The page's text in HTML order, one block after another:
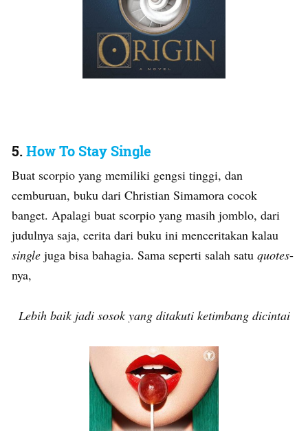
5.How To Stay Single
Buat scorpio yang memiliki gengsi tinggi, dan
cemburuan, buku dari Christian Simamora cocok
banget. Apalagi buat scorpio yang masih jomblo, dari
judulnya saja, cerita dari buku ini menceritakan kalau
single juga bisa bahagia. Sama seperti salah satu quotes-
nya,
Lebih baik jadi sosok yang ditakuti ketimbang dicintai